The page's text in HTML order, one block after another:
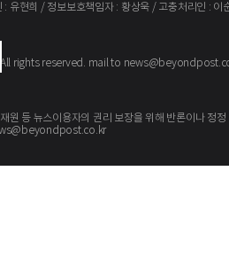
: 유현희 / 정보보호책임자 : 황상욱 / 고충처리인 : 이
rights reserved. mail to
재원 등 뉴스이용자의 권리 보장을 위해 반론이나